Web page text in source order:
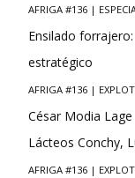
AFRIGA #136 |
Ensilado
estratégico
AFRIGA #136 |
César Modia Lage
Lácteos Conchy,
AFRIGA #136 |